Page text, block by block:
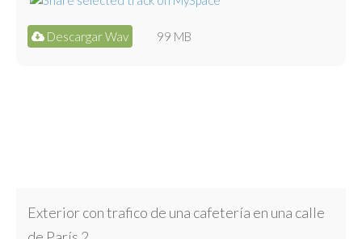
Descargar Wav 99 MB
Exterior con trafico de una cafetería en una calle